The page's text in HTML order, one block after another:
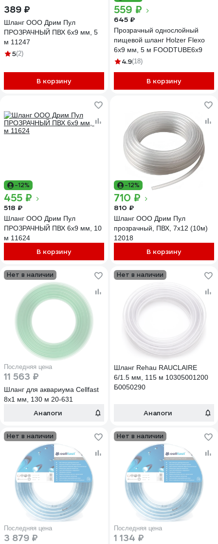
389 ₽
Шланг ООО Дрим Пул
ПРОЗРАЧНЫЙ ПВХ 6x9 мм, 5
м 11247
5(2)
В корзину
559 ₽
645 ₽
Прозрачный однослойный
пищевой шланг Holzer Flexo
6x9 мм, 5 м FOODTUBE6x9
4.9(18)
В корзину
-12%
455 ₽
518 ₽
Шланг ООО Дрим Пул
ПРОЗРАЧНЫЙ ПВХ 6x9 мм, 10
м 11624
В корзину
-12%
710 ₽
810 ₽
Шланг ООО Дрим Пул
прозрачный, ПВХ, 7x12 (10м)
12018
В корзину
Нет в наличии
Последняя цена
11 563 ₽
Шланг для аквариума Cellfast
8x1 мм, 130 м 20-631
Аналоги
Нет в наличии
Шланг Rehau RAUCLAIRE
6/1.5 мм, 115 м 10305001200
Б0050290
Аналоги
Нет в наличии
Последняя цена
3 879 ₽
Нет в наличии
Последняя цена
1 134 ₽